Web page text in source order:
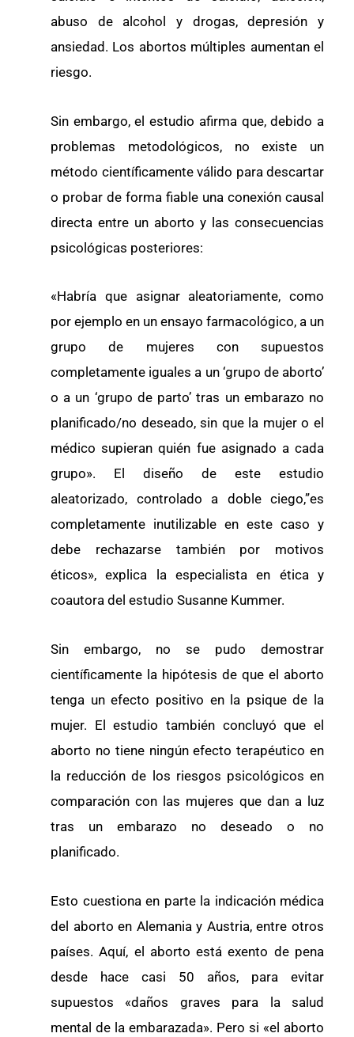
abuso de alcohol y drogas, depresión y
ansiedad. Los abortos múltiples aumentan el
riesgo.
Sin embargo, el estudio afirma que, debido a
problemas metodológicos, no existe un
método científicamente válido para descartar
o probar de forma fiable una conexión causal
directa entre un aborto y las consecuencias
psicológicas posteriores:
«Habría que asignar aleatoriamente, como
por ejemplo en un ensayo farmacológico, a un
grupo de mujeres con supuestos
completamente iguales a un ‘grupo de aborto’
o a un ‘grupo de parto’ tras un embarazo no
planificado/no deseado, sin que la mujer o el
médico supieran quién fue asignado a cada
grupo». El diseño de este estudio
aleatorizado, controlado a doble ciego,”es
completamente inutilizable en este caso y
debe rechazarse también por motivos
éticos», explica la especialista en ética y
coautora del estudio Susanne Kummer.
Sin embargo, no se pudo demostrar
científicamente la hipótesis de que el aborto
tenga un efecto positivo en la psique de la
mujer. El estudio también concluyó que el
aborto no tiene ningún efecto terapéutico en
la reducción de los riesgos psicológicos en
comparación con las mujeres que dan a luz
tras un embarazo no deseado o no
planificado.
Esto cuestiona en parte la indicación médica
del aborto en Alemania y Austria, entre otros
países. Aquí, el aborto está exento de pena
desde hace casi 50 años, para evitar
supuestos «daños graves para la salud
mental de la embarazada». Pero si «el aborto